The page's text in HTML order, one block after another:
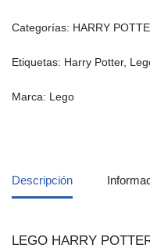
Categorías: HARRY
Etiquetas: Harry Potter,
Marca: Lego
Descripción
LEGO HARRY